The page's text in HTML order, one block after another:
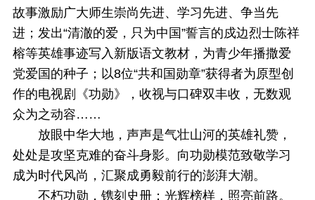
故事激励广大师生崇尚先进、学习先进、争当先
进；发出“清澈的爱，只为中国”誓言的戍边烈士陈祥
榕等英雄事迹写入新版语文教材，为青少年播撒爱
党爱国的种子；以8位“共和国勋章”获得者为原型创
作的电视剧《功勋》，收视与口碑双丰收，无数观
众为之动容……
放眼中华大地，声声是气壮山河的英雄礼赞，
处处是攻坚克难的奋斗身影。向功勋模范致敬学习
成为时代风尚，汇聚成勇毅前行的澎湃大潮。
不朽功勋，镌刻史册；光辉榜样，照亮前路。